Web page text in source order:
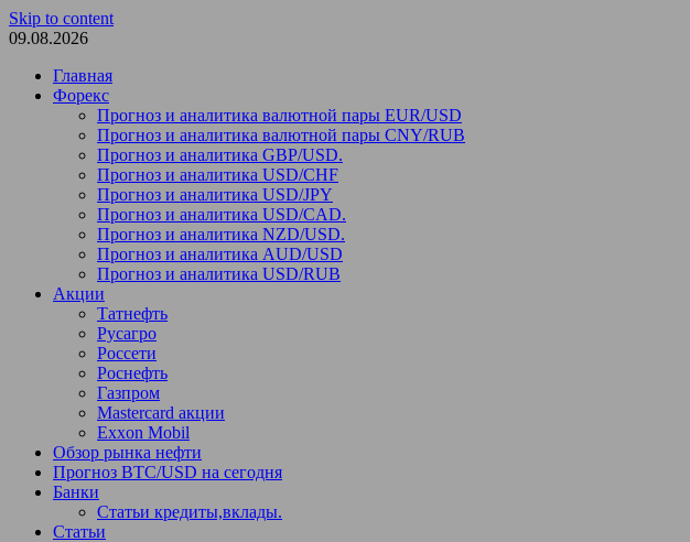
Skip to content
09.08.2026
Главная
Форекс
Прогноз и аналитика валютной пары EUR/USD
Прогноз и аналитика валютной пары CNY/RUB
Прогноз и аналитика GBP/USD.
Прогноз и аналитика USD/CHF
Прогноз и аналитика USD/JPY
Прогноз и аналитика USD/CAD.
Прогноз и аналитика NZD/USD.
Прогноз и аналитика AUD/USD
Прогноз и аналитика USD/RUB
Акции
Татнефть
Русагро
Россети
Роснефть
Газпром
Mastercard акции
Exxon Mobil
Обзор рынка нефти
Прогноз BTC/USD на сегодня
Банки
Статьи кредиты,вклады.
Статьи